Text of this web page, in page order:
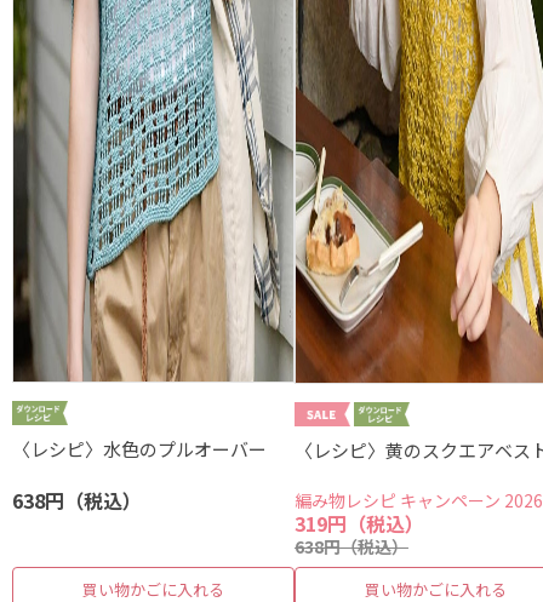
〈レシピ〉水色のプルオーバー
638円（税込）
買い物かごに入れる
〈レシピ〉黄のスクエアベス
編み物レシピ キャンペーン
319円（税込）
638円（税込）
買い物かごに入れる